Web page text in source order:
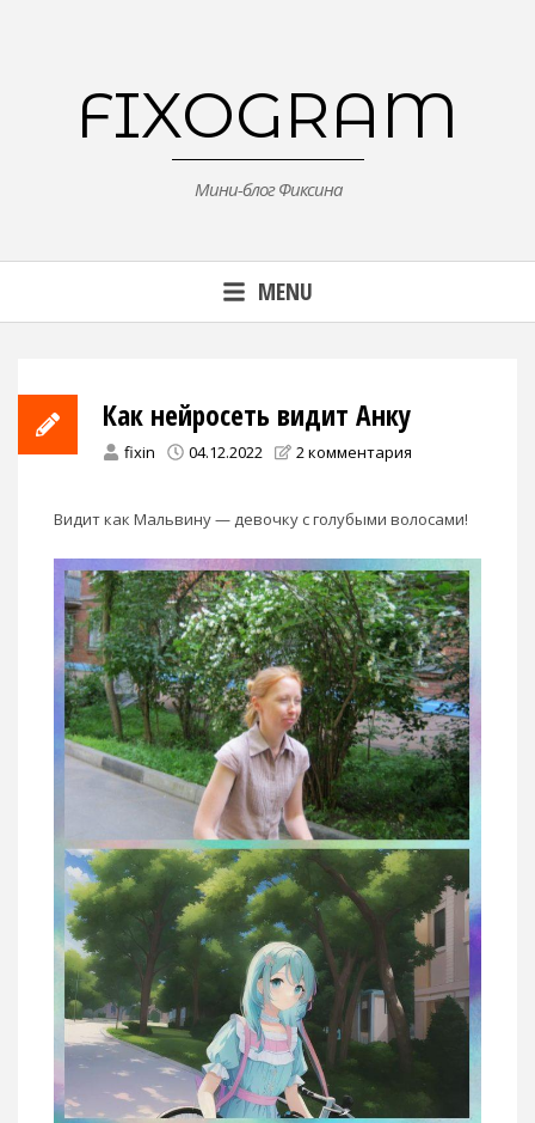
FIXOGRAM
Мини-блог Фиксина
MENU
Как нейросеть видит Анку
fixin 04.12.2022 2 комментария
Видит как Мальвину — девочку с голубыми волосами!